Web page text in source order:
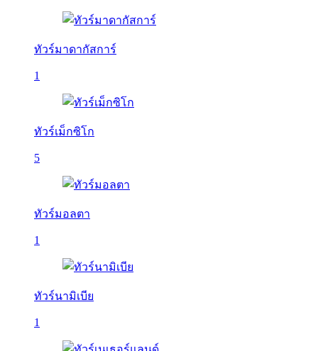
ทัวร์มาดากัสการ์
1
ทัวร์เม็กซิโก
5
ทัวร์มอลตา
1
ทัวร์นามิเบีย
1